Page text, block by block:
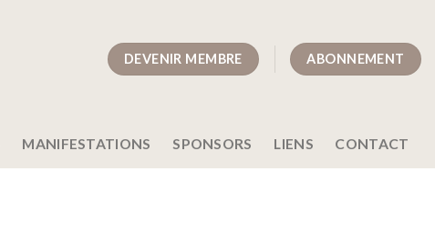
DEVENIR MEMBRE ABONNEMENT
MANIFESTATIONS SPONSORS LIENS CONTACT